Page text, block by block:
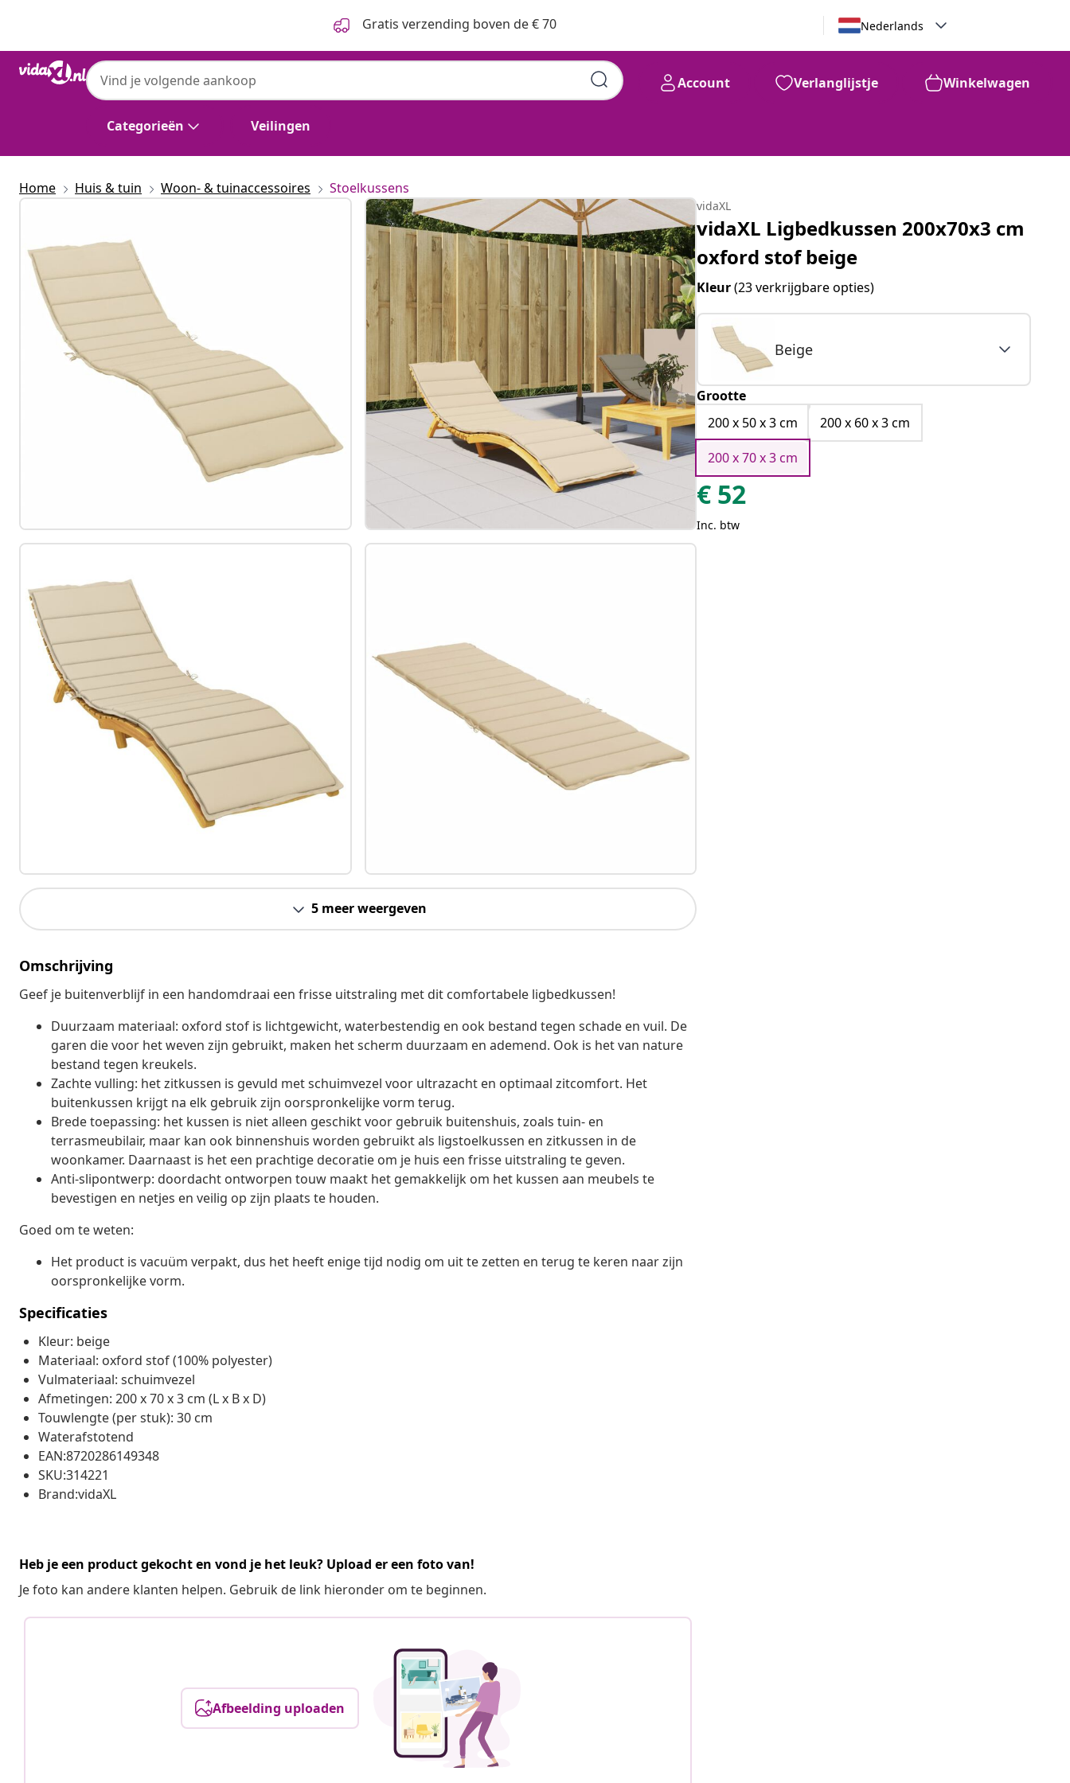
Gratis verzending boven de € 70 Nederlands
Categorieën Veilingen
Account Verlanglijstje Winkelwagen
Home Huis & tuin Woon- & tuinaccessoires Stoelkussens
5 meer weergeven
Omschrijving
Geef je buitenverblijf in een handomdraai een frisse uitstraling met dit comfortabele ligbedkussen!
Duurzaam materiaal: oxford stof is lichtgewicht, waterbestendig en ook bestand tegen schade en vuil. De
garen die voor het weven zijn gebruikt, maken het scherm duurzaam en ademend. Ook is het van nature
bestand tegen kreukels.
Zachte vulling: het zitkussen is gevuld met schuimvezel voor ultrazacht en optimaal zitcomfort. Het
buitenkussen krijgt na elk gebruik zijn oorspronkelijke vorm terug.
Brede toepassing: het kussen is niet alleen geschikt voor gebruik buitenshuis, zoals tuin- en
terrasmeubilair, maar kan ook binnenshuis worden gebruikt als ligstoelkussen en zitkussen in de
woonkamer. Daarnaast is het een prachtige decoratie om je huis een frisse uitstraling te geven.
Anti-slipontwerp: doordacht ontworpen touw maakt het gemakkelijk om het kussen aan meubels te
bevestigen en netjes en veilig op zijn plaats te houden.
Goed om te weten:
Het product is vacuüm verpakt, dus het heeft enige tijd nodig om uit te zetten en terug te keren naar zijn
oorspronkelijke vorm.
Specificaties
Kleur: beige
Materiaal: oxford stof (100% polyester)
Vulmateriaal: schuimvezel
Afmetingen: 200 x 70 x 3 cm (L x B x D)
Touwlengte (per stuk): 30 cm
Waterafstotend
EAN:8720286149348
SKU:314221
Brand:vidaXL
Heb je een product gekocht en vond je het leuk? Upload er een foto van!
Je foto kan andere klanten helpen. Gebruik de link hieronder om te beginnen.
Afbeelding uploaden
vidaXL
vidaXL Ligbedkussen 200x70x3 cm
oxford stof beige
Kleur(23 verkrijgbare opties)
Beige
Grootte
200 x 50 x 3 cm
200 x 60 x 3 cm
200 x 70 x 3 cm
€ 52
Inc. btw